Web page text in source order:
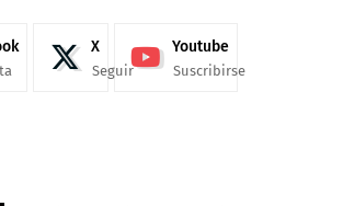
X
Seguir
Youtube
Suscribirse